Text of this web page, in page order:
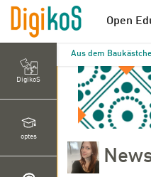
Open
DigikoS
optes
Aus dem